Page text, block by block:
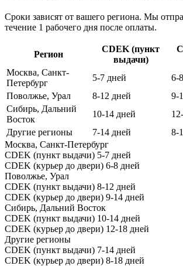
Сроки зависят от вашего региона. Мы
течение 1 рабочего дня после оплаты.
Регион
CDEK (пункт
выдачи)
Москва, Санкт-
Петербург
5-7 дней
6-
Поволжье, Урал
8-12 дней
9-
Сибирь, Дальний
Восток
10-14 дней
Другие регионы
7-14 дней
8-
Москва, Санкт-Петербург
CDEK (пункт выдачи) 5-7 дней
CDEK (курьер до двери) 6-8 дней
Поволжье, Урал
CDEK (пункт выдачи) 8-12 дней
CDEK (курьер до двери) 9-14 дней
Сибирь, Дальний Восток
CDEK (пункт выдачи) 10-14 дней
CDEK (курьер до двери) 12-18 дней
Другие регионы
CDEK (пункт выдачи) 7-14 дней
CDEK (курьер до двери) 8-18 дней